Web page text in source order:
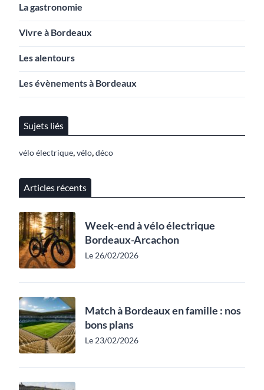
La gastronomie
Vivre à Bordeaux
Les alentours
Les évènements à Bordeaux
Sujets liés
vélo électrique,vélo,déco
Articles récents
Week-end à vélo électrique
Bordeaux-Arcachon
Le 26/02/2026
Match à Bordeaux en famille : nos
bons plans
Le 23/02/2026